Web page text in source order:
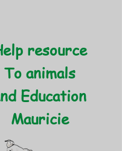
resource
To animals
Education
Mauricie